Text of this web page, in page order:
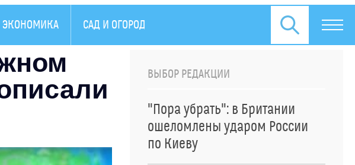
ЭКОНОМИКА САД И ОГОРОД СПЕЦОПЕРАЦИЯ НА УКРАИНЕ
ВЫБОР РЕДАКЦИИ
"Пора убрать": в Британии
ошеломлены ударом России
по Киеву